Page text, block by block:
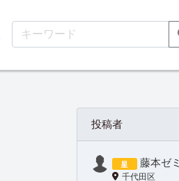
投稿者
藤本ゼミ
千代田区